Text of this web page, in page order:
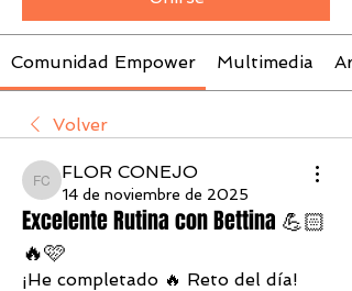
Comunidad Empower Multimedia
Volver
FLOR CONEJO
FLOR CONEJO
14 de noviembre de 2025
Excelente Rutina con Bettina 💪🏻
🔥🩷
¡He completado 🔥 Reto del día!